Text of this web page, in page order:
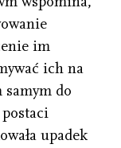
im
ich na
do
upadek